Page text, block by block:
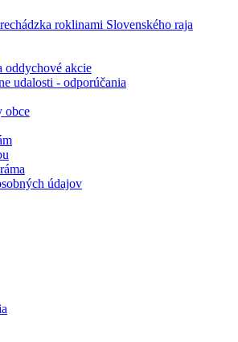
roklinami Slovenského raja
oddychové akcie
udalosti - odporúčania
obce
údajov